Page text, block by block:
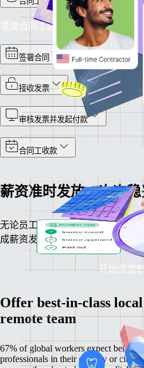
邀请合同工加入 Remote 平台，
签署合同
接收发票
审核发票并发起付款
合同工收款
薪资准时发放，次次
无论员工身处何地，均可统一核
成薪资发放操作。
开始薪资
Offer best-in-class
remote team
67% of global workers expect
professionals in their country or city,